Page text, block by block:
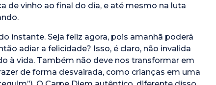
de vinho ao final do dia, e até mesmo na luta
instante. Seja feliz agora, pois amanhã poderá
adiar a felicidade? Isso, é claro, não invalida
à vida. Também não deve nos transformar em
de forma desvairada, como crianças em uma